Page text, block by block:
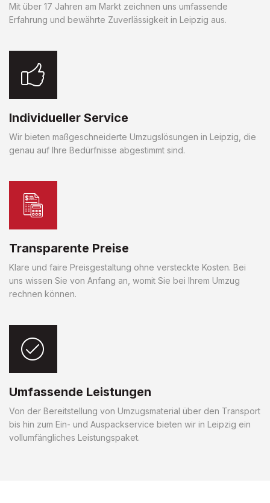
Mit über 17 Jahren am Markt zeichnen uns umfassende
Erfahrung und bewährte Zuverlässigkeit in Leipzig aus.
Individueller Service
Wir bieten maßgeschneiderte Umzugslösungen in Leipzig, die
genau auf Ihre Bedürfnisse abgestimmt sind.
Transparente Preise
Klare und faire Preisgestaltung ohne versteckte Kosten. Bei
uns wissen Sie von Anfang an, womit Sie bei Ihrem Umzug
rechnen können.
Umfassende Leistungen
Von der Bereitstellung von Umzugsmaterial über den Transport
bis hin zum Ein- und Auspackservice bieten wir in Leipzig ein
vollumfängliches Leistungspaket.